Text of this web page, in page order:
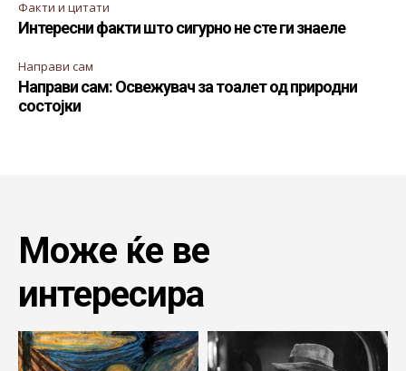
Факти и цитати
Интересни факти што сигурно не сте ги знаеле
Направи сам
Направи сам: Освежувач за тоалет од природни
состојки
Може ќе ве
интересира